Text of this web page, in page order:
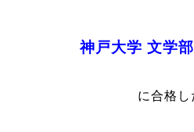
神戸大学 文学
に合格し